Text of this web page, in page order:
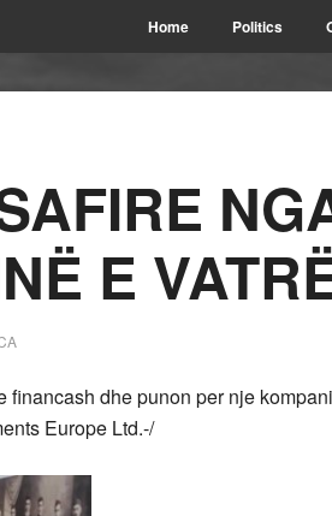
Home Politics
E
financash dhe punon per nje
Europe Ltd.-/